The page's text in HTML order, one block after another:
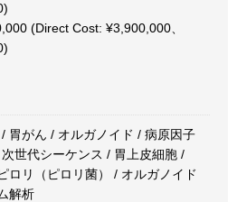
(Direct Cost: ¥3,900,000、
胃がん / オルガノイド / 病原因子
世代シーケンス / 胃上皮細胞 /
ロリ（ピロリ菌） / オルガノイド
解析